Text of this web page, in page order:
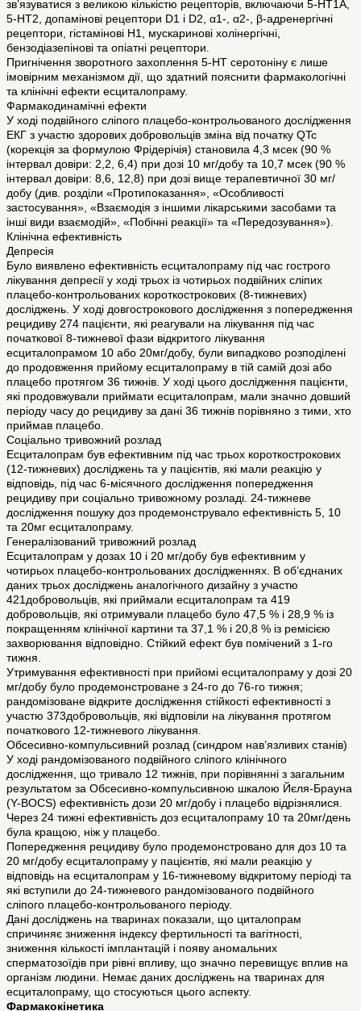
зв’язуватися з великою кількістю рецепторів, включаючи 5-HT1A,
5-HT2, допамінові рецептори D1 і D2, α1-, α2-, β-адренергічні
рецептори, гістамінові H1, мускаринові холінергічні,
бензодіазепінові та опіатні рецептори.
Пригнічення зворотного захоплення 5-HT серотоніну є лише
імовірним механізмом дії, що здатний пояснити фармакологічні
та клінічні ефекти есциталопраму.
Фармакодинамічні ефекти
У ході подвійного сліпого плацебо-контрольованого дослідження
ЕКГ з участю здорових добровольців зміна від початку QTc
(корекція за формулою Фрідерічія) становила 4,3 мсек (90 %
інтервал довіри: 2,2, 6,4) при дозі 10 мг/добу та 10,7 мсек (90 %
інтервал довіри: 8,6, 12,8) при дозі вище терапевтичної 30 мг/
добу (див. розділи «Протипоказання», «Особливості
застосування», «Взаємодія з іншими лікарськими засобами та
інші види взаємодій», «Побічні реакції» та «Передозування»).
Клінічна ефективність
Депресія
Було виявлено ефективність есциталопраму під час гострого
лікування депресії у ході трьох із чотирьох подвійних сліпих
плацебо-контрольованих короткострокових (8-тижневих)
досліджень. У ході довгострокового дослідження з попередження
рецидиву 274 пацієнти, які реагували на лікування під час
початкової 8-тижневої фази відкритого лікування
есциталопрамом 10 або 20мг/добу, були випадково розподілені
до продовження прийому есциталопраму в тій самій дозі або
плацебо протягом 36 тижнів. У ході цього дослідження пацієнти,
які продовжували приймати есциталопрам, мали значно довший
періоду часу до рецидиву за дані 36 тижнів порівняно з тими, хто
приймав плацебо.
Соціально тривожний розлад
Есциталопрам був ефективним під час трьох короткострокових
(12-тижневих) досліджень та у пацієнтів, які мали реакцію у
відповідь, під час 6-місячного дослідження попередження
рецидиву при соціально тривожному розладі. 24-тижневе
дослідження пошуку доз продемонструвало ефективність 5, 10
та 20мг есциталопраму.
Генералізований тривожний розлад
Есциталопрам у дозах 10 і 20 мг/добу був ефективним у
чотирьох плацебо-контрольованих дослідженнях. В об’єднаних
даних трьох досліджень аналогічного дизайну з участю
421добровольців, які приймали есциталопрам та 419
добровольців, які отримували плацебо було 47,5 % і 28,9 % із
покращенням клінічної картини та 37,1 % і 20,8 % із ремісією
захворювання відповідно. Стійкий ефект був помічений з 1-го
тижня.
Утримування ефективності при прийомі есциталопраму у дозі 20
мг/добу було продемонстроване з 24-го до 76-го тижня;
рандомізоване відкрите дослідження стійкості ефективності з
участю 373добровольців, які відповіли на лікування протягом
початкового 12-тижневого лікування.
Обсесивно-компульсивний розлад (синдром нав’язливих станів)
У ході рандомізованого подвійного сліпого клінічного
дослідження, що тривало 12 тижнів, при порівнянні з загальним
результатом за Обсесивно-компульсивною шкалою Йєля-Брауна
(Y-BOCS) ефективність дози 20 мг/добу і плацебо відрізнялися.
Через 24 тижні ефективність доз есциталопраму 10 та 20мг/день
була кращою, ніж у плацебо.
Попередження рецидиву було продемонстровано для доз 10 та
20 мг/добу есциталопраму у пацієнтів, які мали реакцію у
відповідь на есциталопрам у 16-тижневому відкритому періоді та
які вступили до 24-тижневого рандомізованого подвійного
сліпого плацебо-контрольованого періоду.
Дані досліджень на тваринах показали, що циталопрам
спричиняє зниження індексу фертильності та вагітності,
зниження кількості імплантацій і появу аномальних
сперматозоїдів при рівні впливу, що значно перевищує вплив на
організм людини. Немає даних досліджень на тваринах для
есциталопраму, що стосуються цього аспекту.
Фармакокінетика